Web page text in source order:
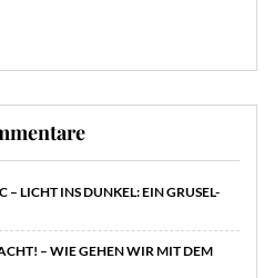
– LICHT INS DUNKEL: EIN GRUSEL-
– WIE GEHEN WIR MIT DEM